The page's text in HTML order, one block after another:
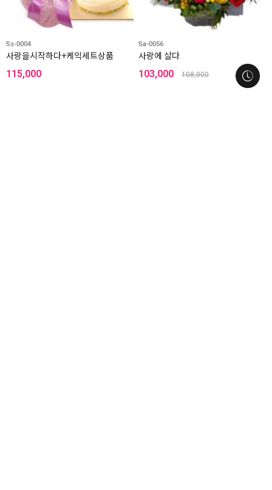
Ss-0004
사랑을시작하다+케익세트상품
115,000
Sa-0056
사랑에 살다
103,000 108,000